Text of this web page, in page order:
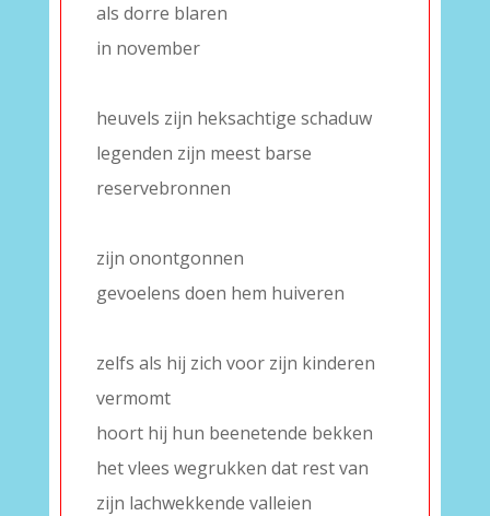
als dorre blaren
in november
heuvels zijn heksachtige schaduw
legenden zijn meest barse
reservebronnen
zijn onontgonnen
gevoelens doen hem huiveren
zelfs als hij zich voor zijn kinderen
vermomt
hoort hij hun beenetende bekken
het vlees wegrukken dat rest van
zijn lachwekkende valleien